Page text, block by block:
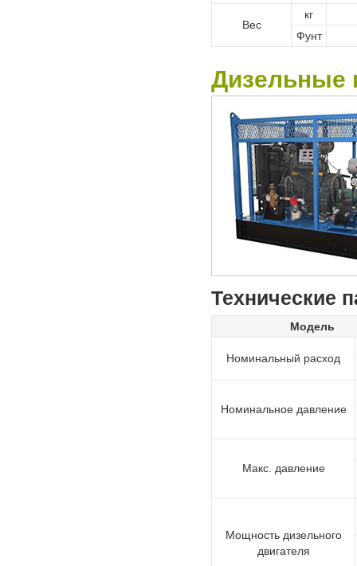
Вес
кг
Фунт
Дизельные
Технические
Модель
Номинальный расход
Номинальное давление
Макс. давление
Мощность дизельного
двигателя